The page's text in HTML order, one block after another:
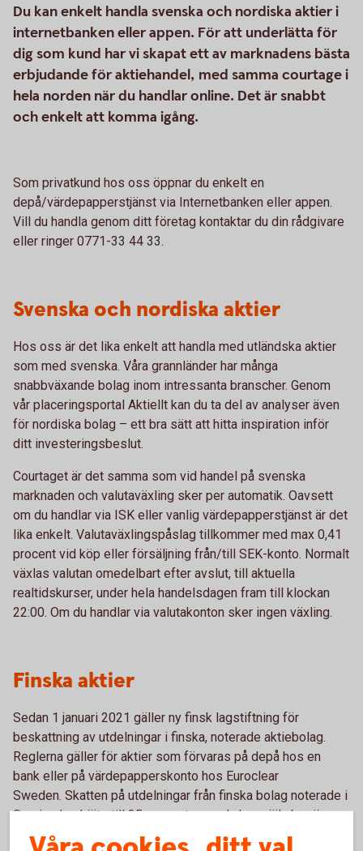
Du kan enkelt handla svenska och nordiska aktier i
internetbanken eller appen. För att underlätta för
dig som kund har vi skapat ett av marknadens bästa
erbjudande för aktiehandel, med samma courtage i
hela norden när du handlar online. Det är snabbt
och enkelt att komma igång.
Som privatkund hos oss öppnar du enkelt en
depå/värdepapperstjänst via Internetbanken eller appen.
Vill du handla genom ditt företag kontaktar du din rådgivare
eller ringer 0771-33 44 33.
Svenska och nordiska aktier
Hos oss är det lika enkelt att handla med utländska aktier
som med svenska. Våra grannländer har många
snabbväxande bolag inom intressanta branscher. Genom
vår placeringsportal Aktiellt kan du ta del av analyser även
för nordiska bolag – ett bra sätt att hitta inspiration inför
ditt investeringsbeslut.
Courtaget är det samma som vid handel på svenska
marknaden och valutaväxling sker per automatik. Oavsett
om du handlar via ISK eller vanlig värdepapperstjänst är det
lika enkelt. Valutaväxlingspåslag tillkommer med max 0,41
procent vid köp eller försäljning från/till SEK-konto. Normalt
växlas valutan omedelbart efter avslut, till aktuella
realtidskurser, under hela handelsdagen fram till klockan
22:00. Om du handlar via valutakonton sker ingen växling.
Finska aktier
Sedan 1 januari 2021 gäller ny finsk lagstiftning för
beskattning av utdelningar i finska, noterade aktiebolag.
Reglerna gäller för aktier som förvaras på depå hos en
bank eller på värdepapperskonto hos Euroclear
Sweden. Skatten på utdelningar från finska bolag noterade i
Sverige har höjts till 35 procent, men du kan själv begära
tillbaka de överskjutande 20 procenten från den finska